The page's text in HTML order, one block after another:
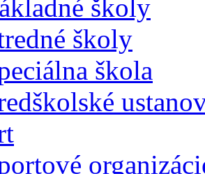
školy
školy
škola